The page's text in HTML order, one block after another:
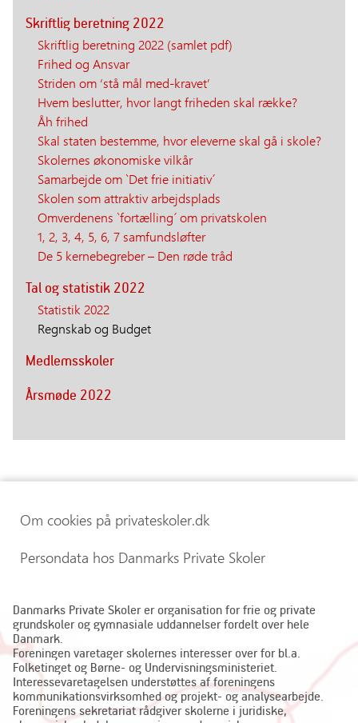
Skriftlig beretning 2022
Skriftlig beretning 2022 (samlet pdf)
Frihed og Ansvar
Striden om ‘stå mål med-kravet’
Hvem beslutter, hvor langt friheden skal række?
Åh frihed
Skal staten bestemme, hvor eleverne skal gå i skole?
Skolernes økonomiske vilkår
Samarbejde om `Det frie initiativ´
Skolen som attraktiv arbejdsplads
Omverdenens `fortælling´ om privatskolen
1, 2, 3, 4, 5, 6, 7 samfundsløfter
De 5 kernebegreber – Den røde tråd
Tal og statistik 2022
Statistik 2022
Regnskab og Budget
Medlemsskoler
Årsmøde 2022
Om cookies på privateskoler.dk
Persondata hos Danmarks Private Skoler
Danmarks Private Skoler er organisation for frie og private
grundskoler og gymnasiale uddannelser fordelt over hele
Danmark.
Foreningen varetager skolernes interesser over for bl.a.
Folketinget og Børne- og Undervisningsministeriet.
Interessevaretagelsen understøttes af foreningens
kommunikationsvirksomhed og projekt- og analysearbejde.
Foreningens sekretariat rådgiver skolerne i juridiske,